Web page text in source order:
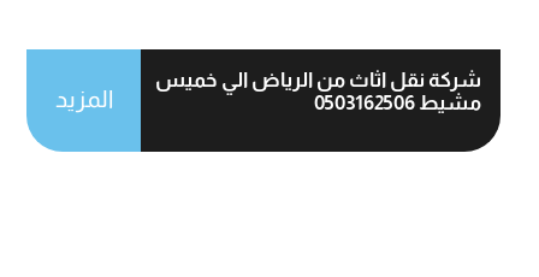
شركة نقل اثاث من الرياض الي خميس
مشيط 0503162506
المزيد